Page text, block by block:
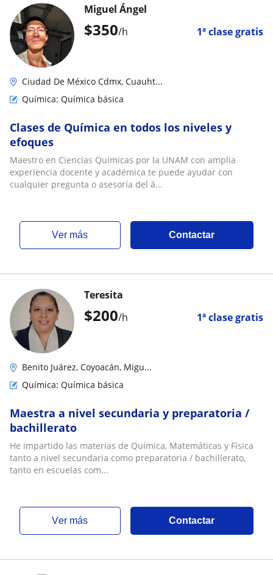
$350/h 1ª clase gratis
Miguel Ángel
Ciudad De México Cdmx, Cuauht...
Química: Química básica
Clases de Química en todos los niveles y
efoques
Maestro en Ciencias Químicas por la UNAM con amplia
experiencia docente y académica te puede ayudar con
cualquier pregunta o asesoría del á...
ver más Contactar
$200/h 1ª clase gratis
Teresita
Benito Juárez, Coyoacán, Migu...
Química: Química básica
Maestra a nivel secundaria y preparatoria /
bachillerato
He impartido las materias de Química, Matemáticas y Física
tanto a nivel secundaria como preparatoria / bachillerato,
tanto en escuelas com...
ver más Contactar